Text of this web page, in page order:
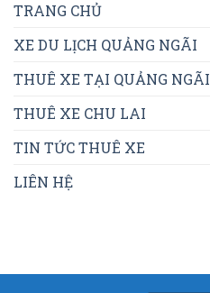
TRANG CHỦ
XE DU LỊCH QUẢNG NGÃI
THUÊ XE TẠI QUẢNG NGÃI
THUÊ XE CHU LAI
TIN TỨC THUÊ XE
LIÊN HỆ